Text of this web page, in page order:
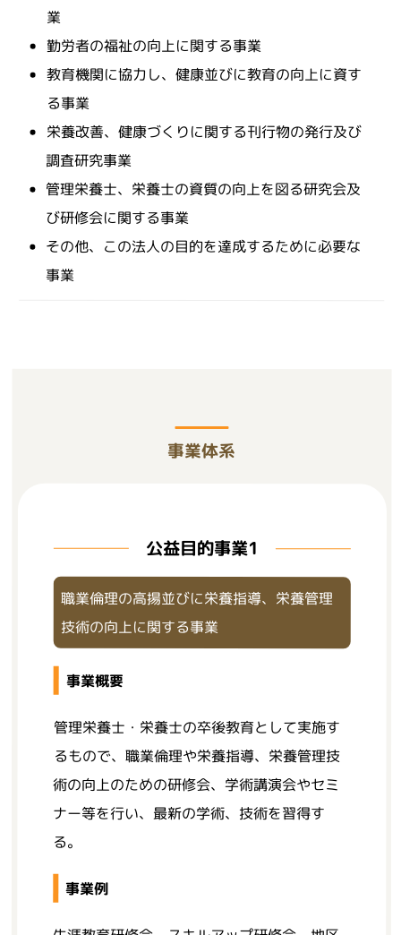
業
勤労者の福祉の向上に関する事業
教育機関に協力し、健康並びに教育の向上に資す
る事業
栄養改善、健康づくりに関する刊行物の発行及び
調査研究事業
管理栄養士、栄養士の資質の向上を図る研究会及
び研修会に関する事業
その他、この法人の目的を達成するために必要な
事業
事業体系
公益目的事業1
職業倫理の高揚並びに栄養指導、栄養管理
技術の向上に関する事業
事業概要
管理栄養士・栄養士の卒後教育として実施す
るもので、職業倫理や栄養指導、栄養管理技
術の向上のための研修会、学術講演会やセミ
ナー等を行い、最新の学術、技術を習得す
る。
事業例